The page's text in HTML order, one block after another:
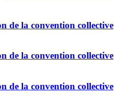
de la convention collective
de la convention collective
de la convention collective